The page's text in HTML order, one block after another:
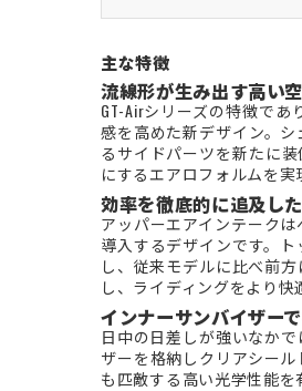
主な特徴
流線形が生み出す高い
GT-Airシリーズの特徴で
感を高めた新デザイン。
るサイドパーツを新たに
にするエアロフォルムを実
効率を徹底的に追及し
アッパーエアインテーク
導入するデザインです。
し、従来モデルに比べ前
し、ライディングをより快
インナーサンバイザー
日中の日差しが強いなか
ザーを格納しクリアシー
も匹敵する高い光学性能を